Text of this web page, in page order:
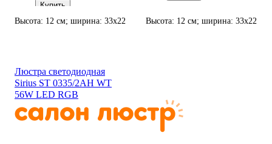
Купить
Высота: 12 см; ширина: 33х22
Высота: 12 см; ширина: 33х22
Люстра светодиодная
Sirius ST 0335/2АH WT
56W LED RGB